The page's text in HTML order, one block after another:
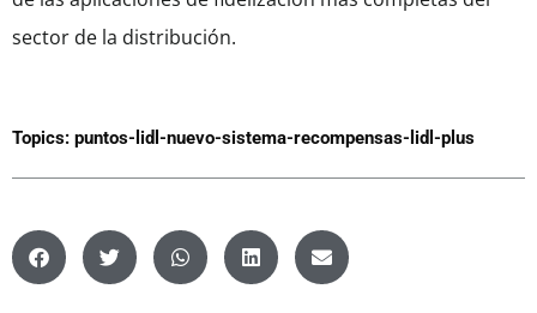
sector de la distribución.
Topics: puntos-lidl-nuevo-sistema-recompensas-lidl-plus